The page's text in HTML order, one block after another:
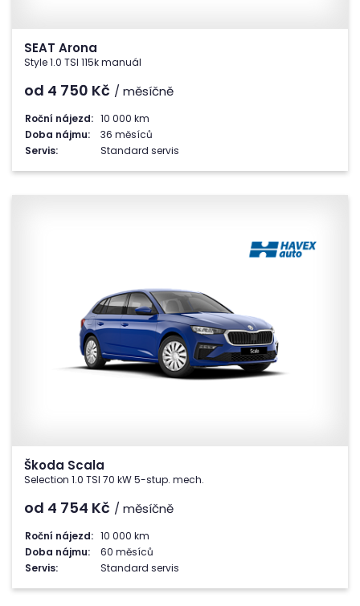
SEAT Arona
Style 1.0 TSI 115k manuál
od 4 750 Kč / měsíčně
Roční nájezd: 10 000 km
Doba nájmu:
36 měsíců
Servis:
Standard servis
Škoda Scala
Selection 1.0 TSI 70 kW 5-stup. mech.
od 4 754 Kč / měsíčně
Roční nájezd: 10 000 km
Doba nájmu:
60 měsíců
Servis:
Standard servis